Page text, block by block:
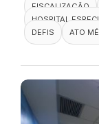
FISCALIZAÇÃO
HOSPITAL
DEFIS
ATO